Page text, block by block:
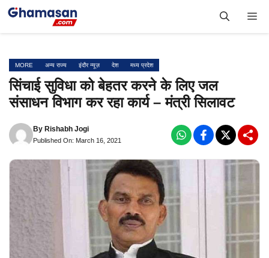
Skip
MORE अन्य राज्य इंदौर न्यूज़ देश मध्य प्रदेश
सिंचाई सुविधा को बेहतर करने के लिए जल
संसाधन विभाग कर रहा कार्य – मंत्री सिलावट
By Rishabh Jogi
Published On: March 16, 2021